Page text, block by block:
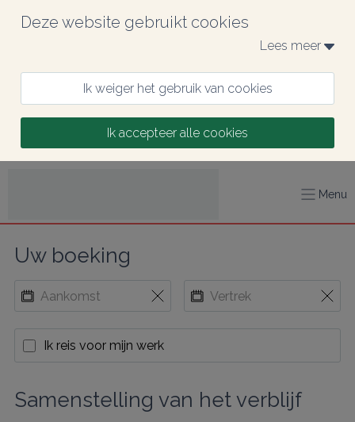
Deze website gebruikt cookies
Lees meer
Ik weiger het gebruik van cookies
Ik accepteer alle cookies
Menu
Uw boeking
Ik reis voor mijn werk
Samenstelling van het verblijf